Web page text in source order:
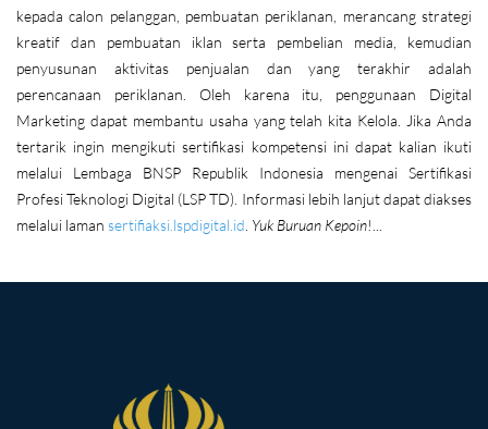
kepada calon pelanggan, pembuatan periklanan, merancang strategi
kreatif dan pembuatan iklan serta pembelian media, kemudian
penyusunan aktivitas penjualan dan yang terakhir adalah
perencanaan periklanan. Oleh karena itu, penggunaan Digital
Marketing dapat membantu usaha yang telah kita Kelola. Jika Anda
tertarik ingin mengikuti sertifikasi kompetensi ini dapat kalian ikuti
melalui Lembaga BNSP Republik Indonesia mengenai Sertifikasi
Profesi Teknologi Digital (LSP TD). Informasi lebih lanjut dapat diakses
melalui laman sertifiaksi.lspdigital.id Yuk Buruan Kepoin!...